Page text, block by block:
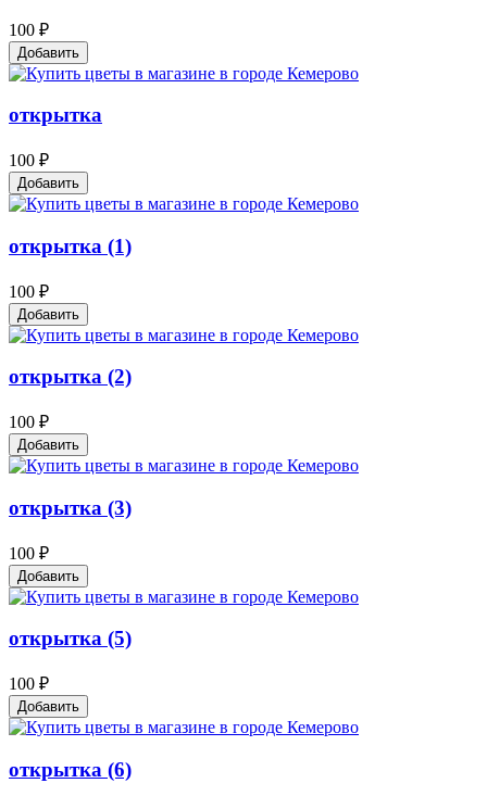
100 ₽
Добавить
открытка
100 ₽
Добавить
открытка (1)
100 ₽
Добавить
открытка (2)
100 ₽
Добавить
открытка (3)
100 ₽
Добавить
открытка (5)
100 ₽
Добавить
открытка (6)